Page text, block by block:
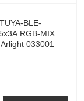
BLE-
RGB-MIX
033001